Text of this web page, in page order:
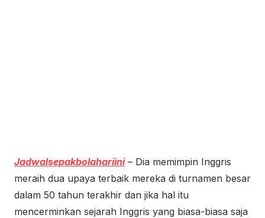
Jadwalsepakbolahariini– Dia memimpin Inggris
meraih dua upaya terbaik mereka di turnamen besar
dalam 50 tahun terakhir dan jika hal itu
mencerminkan sejarah Inggris yang biasa-biasa saja